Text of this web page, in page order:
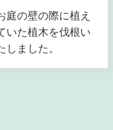
庭の壁の際に植え
いた植木を伐根い
しました。